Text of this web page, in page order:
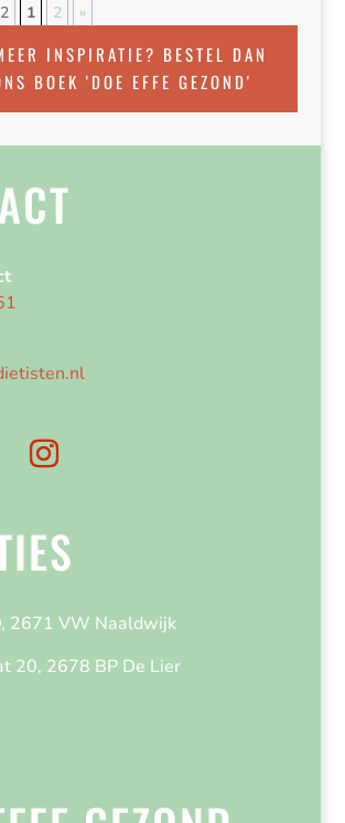
1 2 »
INSPIRATIE? BESTEL DAN
BOEK 'DOE EFFE GEZOND'
2671 VW Naaldwijk
20, 2678 BP De Lier